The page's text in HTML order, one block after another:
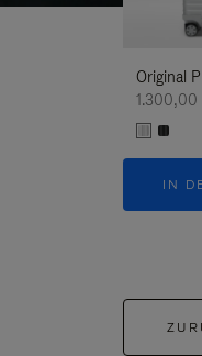
Original
1.300,00
IN